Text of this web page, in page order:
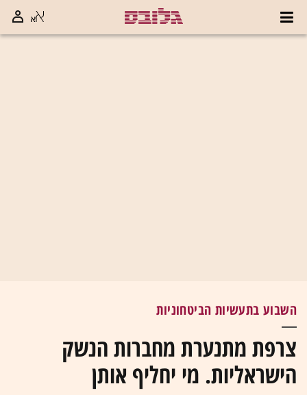
השבוע בתעשיות הביטחוניות
צרפת מתנערת מחברות הנשק
הישראליות. מי יחליף אותן